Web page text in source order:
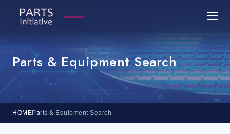
Parts & Equipment Search
HOMEParts & Equipment Search